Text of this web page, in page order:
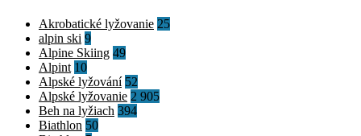
Akrobatické lyžovanie 25
alpin ski 9
Alpine Skiing 49
Alpint 10
Alpské lyžování 52
Alpské lyžovanie 2 905
Beh na lyžiach 394
Biathlon 50